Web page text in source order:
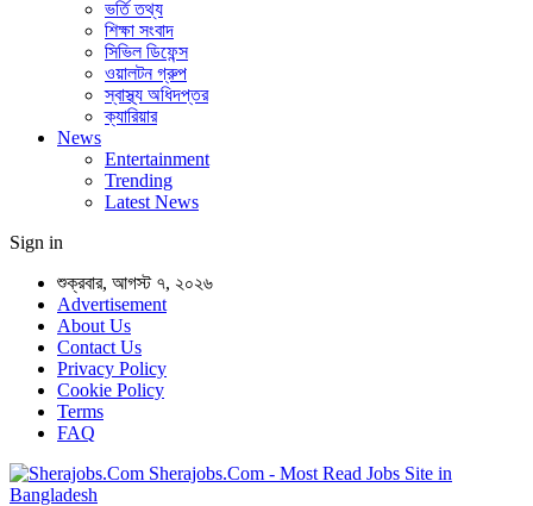
ভর্তি তথ্য
শিক্ষা সংবাদ
সিভিল ডিফেন্স
ওয়ালটন গ্রুপ
স্বাস্থ্য অধিদপ্তর
ক্যারিয়ার
News
Entertainment
Trending
Latest News
Sign in
শুক্রবার, আগস্ট ৭, ২০২৬
Advertisement
About Us
Contact Us
Privacy Policy
Cookie Policy
Terms
FAQ
Sherajobs.Com - Most Read Jobs Site in
Bangladesh